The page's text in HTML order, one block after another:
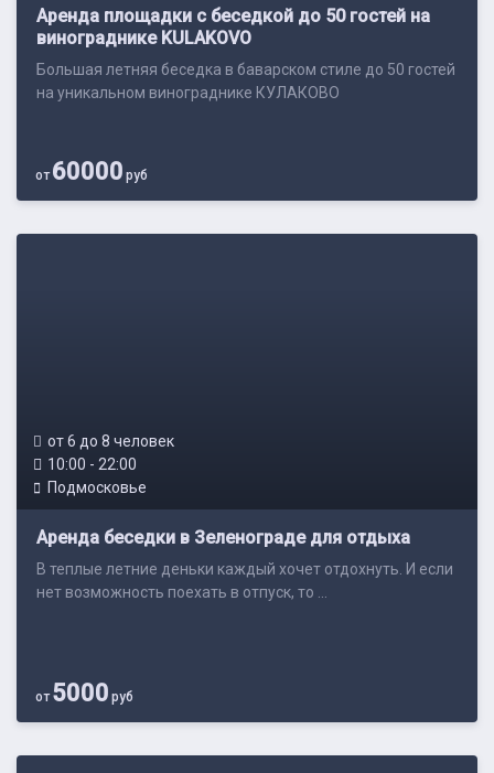
Аренда площадки с беседкой до 50 гостей на
винограднике KULAKOVO
Большая летняя беседка в баварском стиле до 50 гостей
на уникальном винограднике КУЛАКОВО
от60000 руб
от 6 до 8 человек
10:00 - 22:00
Подмосковье
Аренда беседки в Зеленограде для отдыха
В теплые летние деньки каждый хочет отдохнуть. И если
нет возможность поехать в отпуск, то ...
от5000 руб